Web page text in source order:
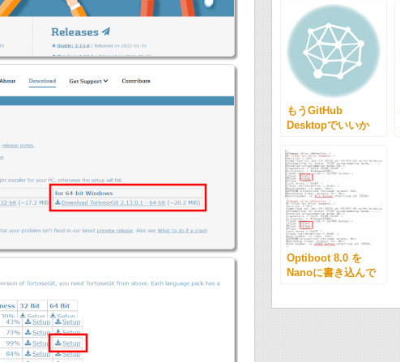
る。 - その２
もうGitHub
Desktopでいいか
Optiboot 8.0 を
Nanoに書き込んで